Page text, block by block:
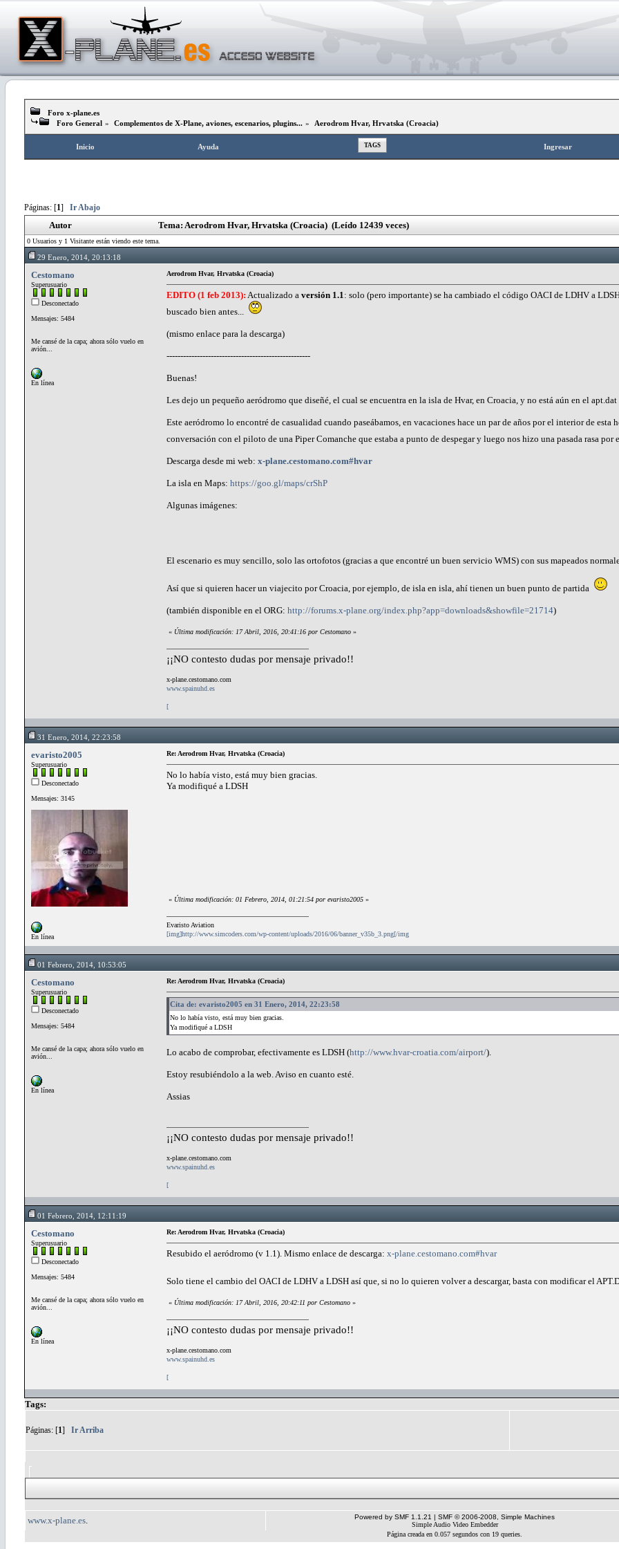
Foro x-plane.es
Foro General » Complementos de X-Plane, aviones, escenarios, plugins... » Aerodrom Hvar, Hrvatska (Croacia)
Inicio Ayuda TAGS Ingresar
Páginas: [1] Ir Abajo
Autor Tema: Aerodrom Hvar, Hrvatska (Croacia) (Leído 12439 veces)
0 Usuarios y 1 Visitante están viendo este tema.
29 Enero, 2014, 20:13:18
Cestomano
Superusuario
Desconectado
Mensajes: 5484
Me cansé de la capa; ahora sólo vuelo en
avión...
En línea
Aerodrom Hvar, Hrvatska (Croacia)
EDITO (1 feb 2013): Actualizado a versión 1.1 : solo (pero importante) se ha cambiado el código OACI de LDHV a
buscado bien antes...
(mismo enlace para la descarga)
----------------------------------------------------
Buenas!
Les dejo un pequeño aeródromo que diseñé, el cual se encuentra en la isla de Hvar, en Croacia, y no está aún en el
Este aeródromo lo encontré de casualidad cuando paseábamos, en vacaciones hace un par de años por el interior de
conversación con el piloto de una Piper Comanche que estaba a punto de despegar y luego nos hizo una pasada rasa
Descarga desde mi web: x-plane.cestomano.com#hvar
La isla en Maps: https://goo.gl/maps/crShP
Algunas imágenes:
El escenario es muy sencillo, solo las ortofotos (gracias a que encontré un buen servicio WMS) con sus mapeados
Así que si quieren hacer un viajecito por Croacia, por ejemplo, de isla en isla, ahí tienen un buen punto de partida
(también disponible en el ORG: http://forums.x-plane.org/index.php?app=downloads&showfile=21714)
« Última modificación: 17 Abril, 2016, 20:41:16 por Cestomano »
¡¡NO contesto dudas por mensaje privado!!
x-plane.cestomano.com
www.spainuhd.es
[
31 Enero, 2014, 22:23:58
evaristo2005
Superusuario
Desconectado
Mensajes: 3145
En línea
Re: Aerodrom Hvar, Hrvatska (Croacia)
No lo había visto, está muy bien gracias.
Ya modifiqué a LDSH
« Última modificación: 01 Febrero, 2014, 01:21:54 por evaristo2005 »
Evaristo Aviation
[img]http://www.simcoders.com/wp-content/uploads/2016/06/banner_v35b_3.png[/img
01 Febrero, 2014, 10:53:05
Cestomano
Superusuario
Desconectado
Mensajes: 5484
Me cansé de la capa; ahora sólo vuelo en
avión...
En línea
Re: Aerodrom Hvar, Hrvatska (Croacia)
Cita de: evaristo2005 en 31 Enero, 2014, 22:23:58
No lo había visto, está muy bien gracias.
Ya modifiqué a LDSH
Lo acabo de comprobar, efectivamente es LDSH (http://www.hvar-croatia.com/airport/).
Estoy resubiéndolo a la web. Aviso en cuanto esté.
Assias
¡¡NO contesto dudas por mensaje privado!!
x-plane.cestomano.com
www.spainuhd.es
[
01 Febrero, 2014, 12:11:19
Cestomano
Superusuario
Desconectado
Mensajes: 5484
Me cansé de la capa; ahora sólo vuelo en
avión...
En línea
Re: Aerodrom Hvar, Hrvatska (Croacia)
Resubido el aeródromo (v 1.1). Mismo enlace de descarga: x-plane.cestomano.com#hvar
Solo tiene el cambio del OACI de LDHV a LDSH así que, si no lo quieren volver a descargar, basta con modificar el
« Última modificación: 17 Abril, 2016, 20:42:11 por Cestomano »
¡¡NO contesto dudas por mensaje privado!!
x-plane.cestomano.com
www.spainuhd.es
[
Tags:
Páginas: [1] Ir Arriba
www.x-plane.es Powered by SMF 1.1.21 | SMF © 2006-2008, Simple Machines
Simple Audio Video Embedder
Página creada en 0.057 segundos con 19 queries.